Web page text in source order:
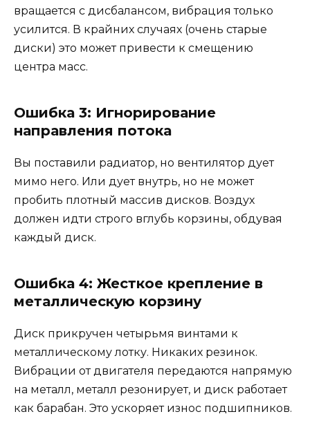
вращается с дисбалансом, вибрация только
усилится. В крайних случаях (очень старые
диски) это может привести к смещению
центра масс.
Ошибка 3: Игнорирование
направления потока
Вы поставили радиатор, но вентилятор дует
мимо него. Или дует внутрь, но не может
пробить плотный массив дисков. Воздух
должен идти строго вглубь корзины, обдувая
каждый диск.
Ошибка 4: Жесткое крепление в
металлическую корзину
Диск прикручен четырьмя винтами к
металлическому лотку. Никаких резинок.
Вибрации от двигателя передаются напрямую
на металл, металл резонирует, и диск работает
как барабан. Это ускоряет износ подшипников.